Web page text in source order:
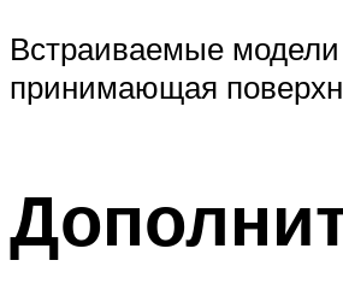
Встраиваемые
принимающая